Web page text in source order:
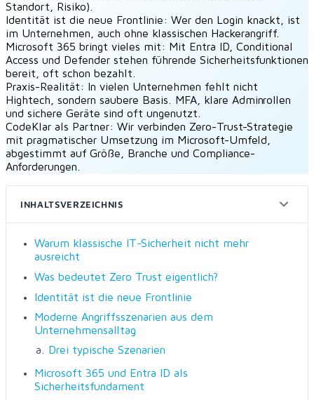
Standort, Risiko).
Identität ist die neue Frontlinie: Wer den Login knackt, ist
im Unternehmen, auch ohne klassischen Hackerangriff.
Microsoft 365 bringt vieles mit: Mit Entra ID, Conditional
Access und Defender stehen führende Sicherheitsfunktionen
bereit, oft schon bezahlt.
Praxis-Realität: In vielen Unternehmen fehlt nicht
Hightech, sondern saubere Basis. MFA, klare Adminrollen
und sichere Geräte sind oft ungenutzt.
CodeKlar als Partner: Wir verbinden Zero-Trust-Strategie
mit pragmatischer Umsetzung im Microsoft-Umfeld,
abgestimmt auf Größe, Branche und Compliance-
Anforderungen.
INHALTSVERZEICHNIS
Warum klassische IT-Sicherheit nicht mehr
ausreicht
Was bedeutet Zero Trust eigentlich?
Identität ist die neue Frontlinie
Moderne Angriffsszenarien aus dem
Unternehmensalltag
Drei typische Szenarien
Microsoft 365 und Entra ID als
Sicherheitsfundament